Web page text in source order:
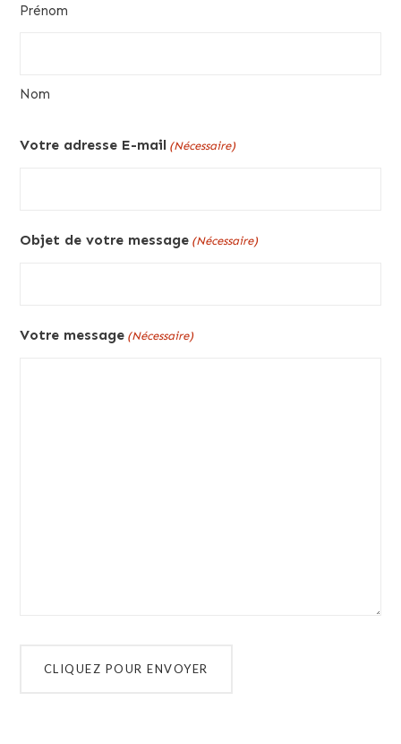
Prénom
Nom
Votre adresse E-mail (Nécessaire)
Objet de votre message (Nécessaire)
Votre message (Nécessaire)